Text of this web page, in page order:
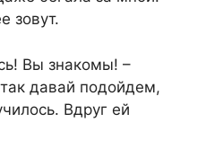
зовут.
Вы знакомы! –
давай подойдем,
Вдруг ей